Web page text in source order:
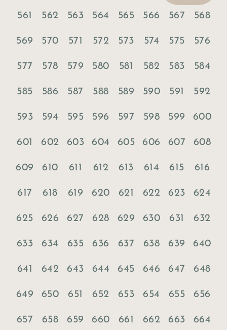
561 562 563 564 565 566 567 568
569 570 571 572 573 574 575 576
577 578 579 580 581 582 583 584
585 586 587 588 589 590 591 592
593 594 595 596 597 598 599 600
601 602 603 604 605 606 607 608
609 610 611 612 613 614 615 616
617 618 619 620 621 622 623 624
625 626 627 628 629 630 631 632
633 634 635 636 637 638 639 640
641 642 643 644 645 646 647 648
649 650 651 652 653 654 655 656
657 658 659 660 661 662 663 664